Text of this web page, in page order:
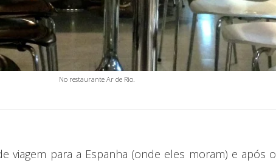
No restaurante Ar de Rio.
viagem para a Espanha (onde eles moram) e após